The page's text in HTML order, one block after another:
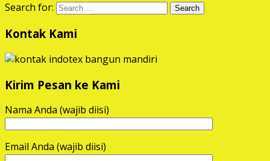
Search for:
Kontak Kami
Kirim Pesan ke Kami
Nama Anda (wajib diisi)
Email Anda (wajib diisi)